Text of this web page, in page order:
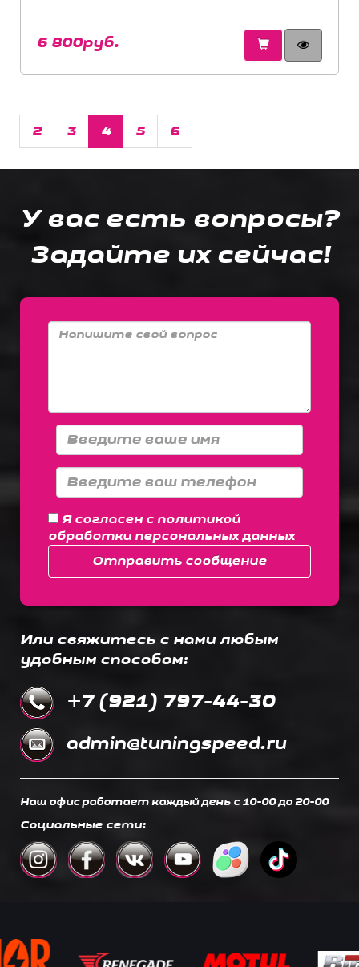
6 800руб.
2 3 4 5 6
У вас есть вопросы?
Задайте их сейчас!
Я согласен с политикой
обработки персональных данных
Отправить сообщение
Или свяжитесь с нами любым
удобным способом:
+7 (921) 797-44-30
admin@tuningspeed.ru
Наш офис работает каждый день c 10-00 до 20-00
Социальные сети: